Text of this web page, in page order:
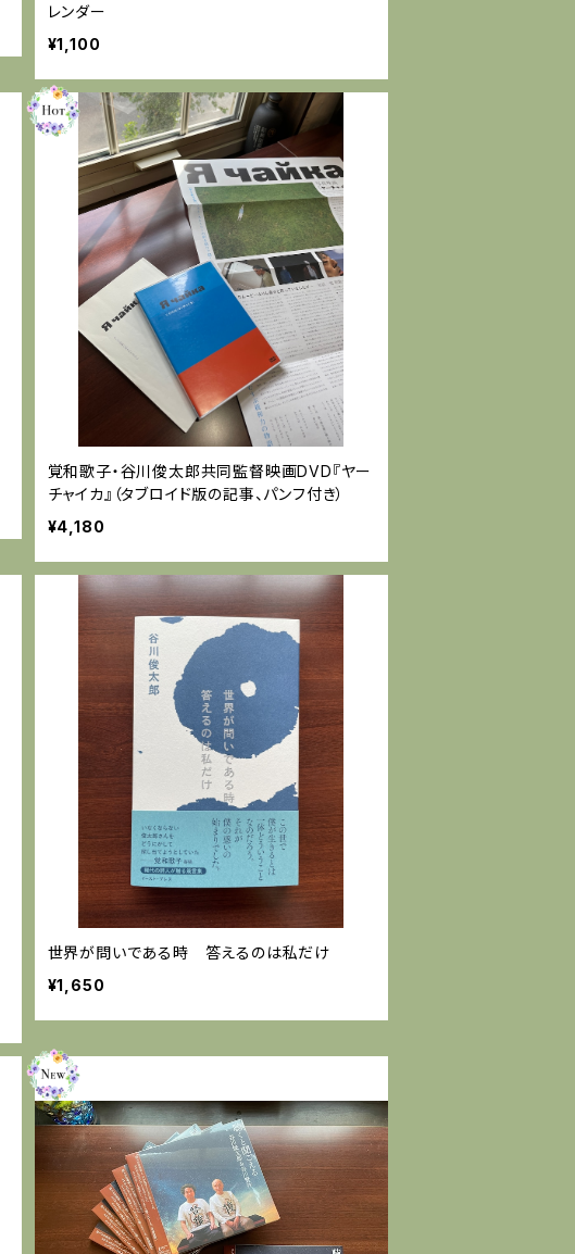
レンダー
¥1,100
覚和歌子・谷川俊太郎共同監督映画DVD『ヤー
チャイカ』（タブロイド版の記事、パンフ付き）
¥4,180
世界が問いである時 答えるのは私だけ
¥1,650